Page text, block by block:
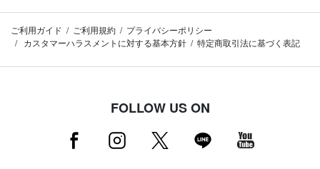
ご利用ガイド ご利用規約
プライバシーポリシー
カスタマーハラスメントに対する基本方針
特定商取引法に基づく表記
FOLLOW US ON